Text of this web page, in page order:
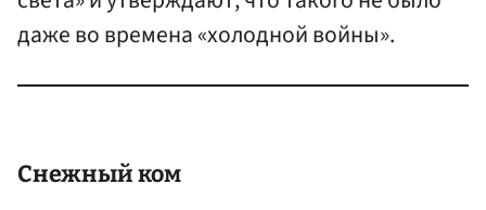
даже во времена «холодной войны».
Снежный ком